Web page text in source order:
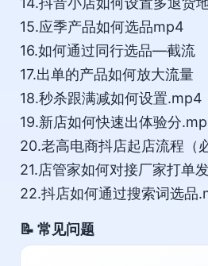
15.应季产品如何选品mp4
16.如何通过同行选品—截流
17.出单的产品如何放大流量
18.秒杀跟满减如何设置.mp4
19.新店如何快速出体验分
20.老高电商抖店起店流程（
21.店管家如何对接厂家打单
22.抖店如何通过搜索词选品
📝 常见问题